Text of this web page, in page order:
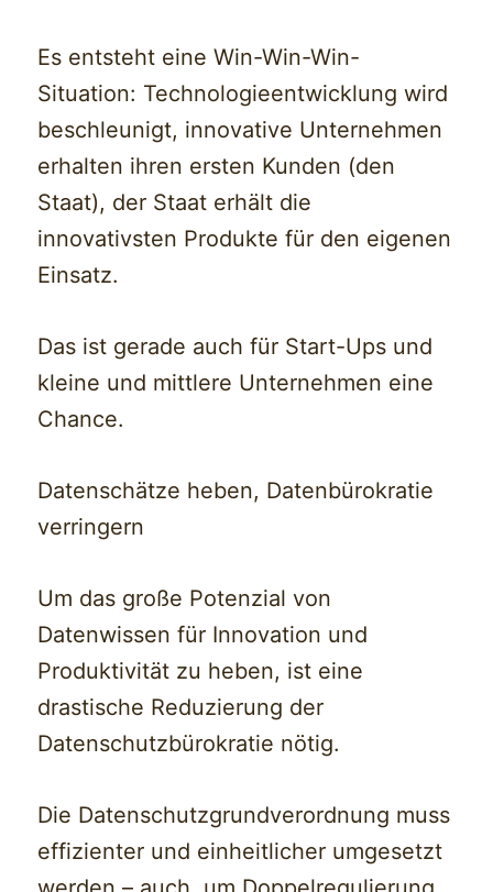
Es entsteht eine Win-Win-Win-
Situation: Technologieentwicklung wird
beschleunigt, innovative Unternehmen
erhalten ihren ersten Kunden (den
Staat), der Staat erhält die
innovativsten Produkte für den eigenen
Einsatz.
Das ist gerade auch für Start-Ups und
kleine und mittlere Unternehmen eine
Chance.
Datenschätze heben, Datenbürokratie
verringern
Um das große Potenzial von
Datenwissen für Innovation und
Produktivität zu heben, ist eine
drastische Reduzierung der
Datenschutzbürokratie nötig.
Die Datenschutzgrundverordnung muss
effizienter und einheitlicher umgesetzt